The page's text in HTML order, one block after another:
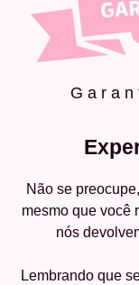
Não se
mesmo que você
nós
Lembrando que